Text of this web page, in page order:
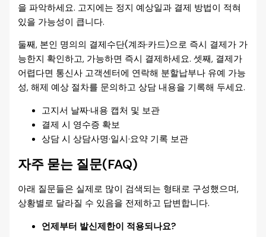
을 파악하세요. 고지에는 정지 예상일과 결제 방법이 적혀
있을 가능성이 큽니다.
둘째, 본인 명의의 결제수단(계좌·카드)으로 즉시 결제가 가
능한지 확인하고, 가능하면 즉시 결제하세요. 셋째, 결제가
어렵다면 통신사 고객센터에 연락해 분할납부나 유예 가능
성, 해제 예상 절차를 문의하고 상담 내용을 기록해 두세요.
고지서 날짜·내용 캡처 및 보관
결제 시 영수증 확보
상담 시 상담사명·일시·요약 기록 보관
자주 묻는 질문(FAQ)
아래 질문들은 실제로 많이 검색되는 형태로 구성했으며,
상황별로 달라질 수 있음을 전제하고 답변합니다.
언제부터 발신제한이 적용되나요?